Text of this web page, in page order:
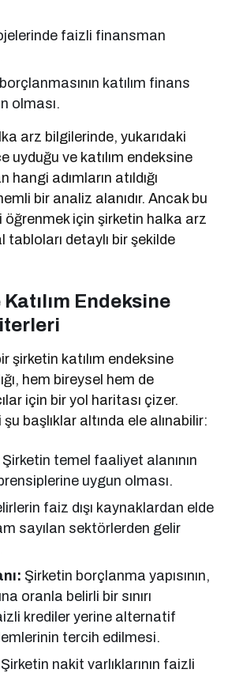
faizli finansman
katılım finans
olması.
arz bilgilerinde, yukarıdaki
uyduğu ve katılım endeksine
hangi adımların atıldığı
bir analiz alanıdır. Ancak bu
öğrenmek için şirketin halka arz
tabloları detaylı bir şekilde
Endeksine
şirketin katılım endeksine
hem bireysel hem de
için bir yol haritası çizer.
başlıklar altında ele alınabilir:
Şirketin temel faaliyet alanının
uygun olması.
faiz dışı kaynaklardan elde
sayılan sektörlerden gelir
Şirketin borçlanma yapısının,
oranla belirli bir sınırı
krediler yerine alternatif
tercih edilmesi.
Şirketin nakit varlıklarının faizli